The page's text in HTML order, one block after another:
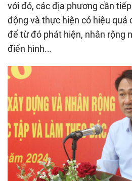
với đó, các địa phương cần
động và thực hiện có hiệu quả
để từ đó phát hiện, nhân rộng
điển hình...